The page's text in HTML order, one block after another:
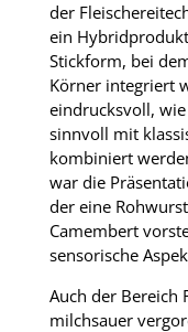
der
ein
Stickform, bei
Körner integriert
eindrucksvoll,
sinnvoll mit
kombiniert
war die
der eine
Camembert
sensorische
Auch der Bereich
milchsauer